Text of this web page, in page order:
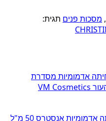
, מסכות פנים תגית:
מסכה מזינה מרגיעה ומפחיתה אדמומיות אנסטרס 50 מ"ל